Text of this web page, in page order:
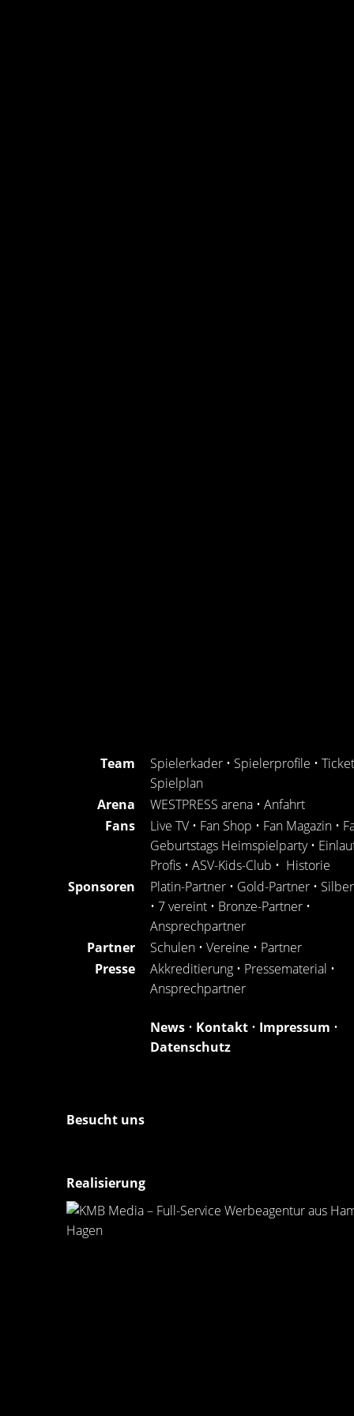
Team Spielerkader • Spielerprofile •
Spielplan
Arena
WESTPRESS arena • Anfahrt
Fans
Live TV • Fan Shop • Fan Magazin •
Geburtstags Heimspielparty•
Profis • ASV-Kids-Club • Historie
Sponsoren
Platin-Partner • Gold-Partner •
• 7 vereint • Bronze-Partner •
Ansprechpartner
Partner
Schulen • Vereine • Partner
Presse
Akkreditierung • Pressematerial •
Ansprechpartner
News • Kontakt • Impressum •
Datenschutz
Besucht uns
Realisierung